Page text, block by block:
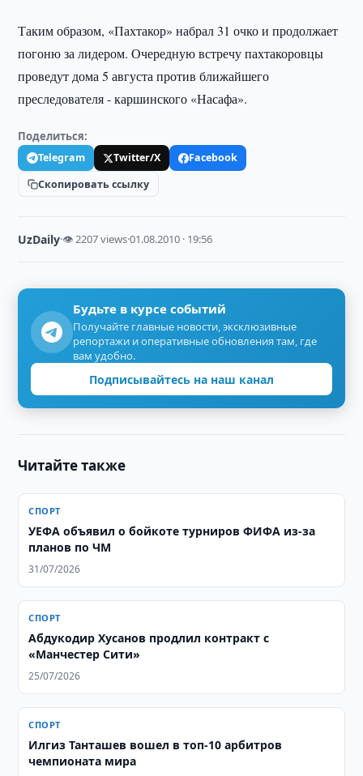
Таким образом, «Пахтакор» набрал 31 очко и продолжает
погоню за лидером. Очередную встречу пахтакоровцы
проведут дома 5 августа против ближайшего
преследователя - каршинского «Насафа».
Поделиться:
Telegram Twitter/X
Facebook
Скопировать ссылку
UzDaily·👁 2207 views·01.08.2010 · 19:56
Будьте в курсе событий
Получайте главные новости, эксклюзивные
репортажи и оперативные обновления там, где
вам удобно.
Подписывайтесь на наш канал
Читайте также
СПОРТ
УЕФА объявил о бойкоте турниров ФИФА из-за
планов по ЧМ
31/07/2026
СПОРТ
Абдукодир Хусанов продлил контракт с
«Манчестер Сити»
25/07/2026
СПОРТ
Илгиз Танташев вошел в топ-10 арбитров
чемпионата мира